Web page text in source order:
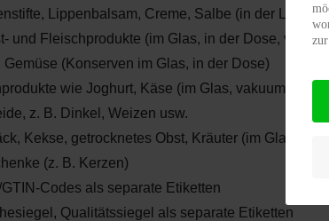
Lippenbalsam, Creme, Salbe (in der
und Fleischprodukte (im Glas, in der Dose,
Gemüse (Konserven im Glas, in der Dose)
wie Joghurt, Käse (im Glas, vakuumiert
z. B. Dinkel, Weizen usw.
Kekse, getrocknetes Obst, Kräuter (im Glas, in
(z. B. Kerzen)
GTIN-Codes als separate Etiketten
Qualitätssiegel als separate Etiketten